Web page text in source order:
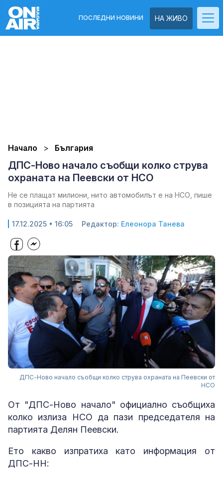
НА ЖИВО
ПОСЛЕДНИ НОВИНИ
Начало България
ДПС-Ново начало съобщи колко струва
охраната на Пеевски от НСО
Не се плащат милиони, нито автомобилът е на НСО, пише
в позицията на партията
17.12.2025 • 16:05 Редактор: Елеонора Танева
ДПС-Ново начало съобщи колко струва охраната на Пеевски от
НСО
От "ДПС-Ново начало" официално съобщиха
колко излиза НСО да пази председателя на
партията Делян Пеевски.
Ето какво изпратиха като информация от
ДПС-НН: